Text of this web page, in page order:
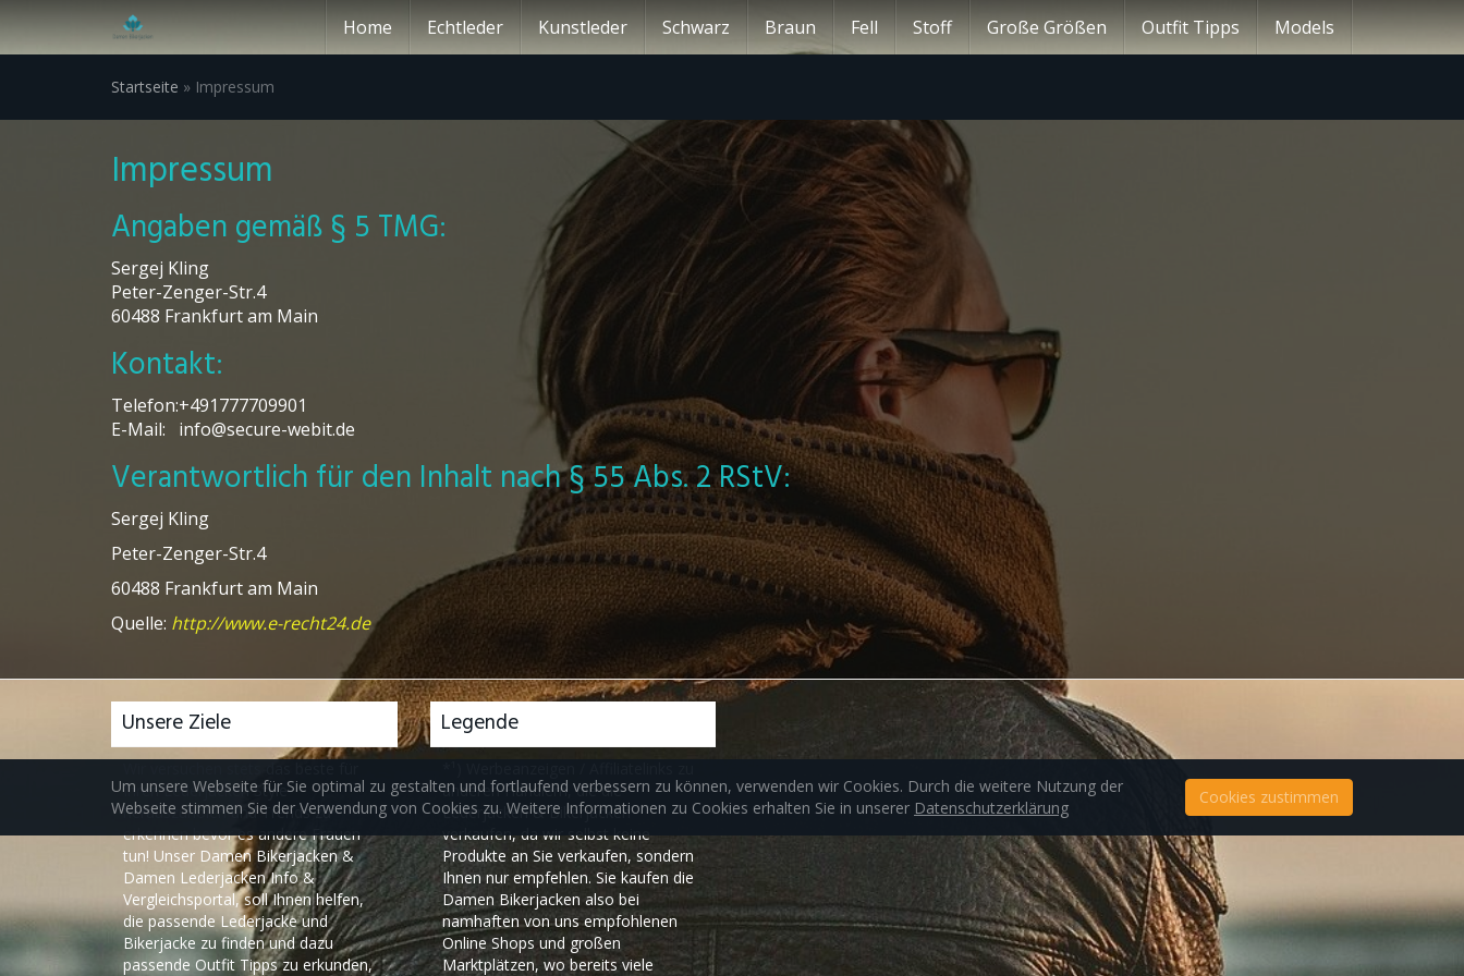
main
Home Echtleder Kunstleder Schwarz Braun Fell Stoff Große Größen Outfit Tipps Models
Startseite » Impressum
Impressum
Angaben gemäß § 5 TMG:
Sergej Kling
Peter-Zenger-Str.4
60488 Frankfurt am Main
Kontakt:
Telefon:+491777709901
E-Mail:
info@secure-webit.de
Verantwortlich für den Inhalt nach § 55 Abs. 2 RStV:
Sergej Kling
Peter-Zenger-Str.4
60488 Frankfurt am Main
Quelle: http://www.e-recht24.de
Unsere Ziele
Ihren Lederjacken Style
herauszuholen und Trends zu
erkennen bevor es andere Frauen
tun! Unser Damen Bikerjacken &
Damen Lederjacken Info &
Vergleichsportal, soll Ihnen helfen,
die passende Lederjacke und
Bikerjacke zu finden und dazu
passende Outfit Tipps zu erkunden,
Legende
anderen Händlern, die die
Lederjacken & Bikerjacken
verkaufen, da wir selbst keine
Produkte an Sie verkaufen, sondern
Ihnen nur empfehlen. Sie kaufen die
Damen Bikerjacken also bei
namhaften von uns empfohlenen
Online Shops und großen
Marktplätzen, wo bereits viele
Um unsere Webseite für Sie optimal zu gestalten und fortlaufend verbessern zu können, verwenden wir Cookies. Durch die weitere Nutzung der
Webseite stimmen Sie der Verwendung von Cookies zu. Weitere Informationen zu Cookies erhalten Sie in unserer Datenschutzerklärung
Cookies zustimmen